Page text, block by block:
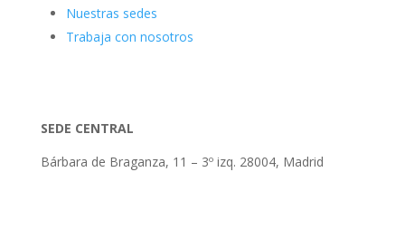
Nuestras sedes
Trabaja con nosotros
SEDE CENTRAL
Bárbara de Braganza, 11 – 3º izq. 28004, Madrid